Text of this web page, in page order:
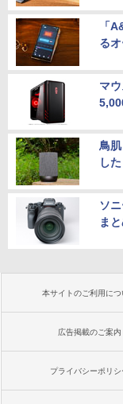
「
る
マ
鳥
した
ソ
ま
本サイトのご利用につ
広告掲載のご案内
プライバシーポリシ